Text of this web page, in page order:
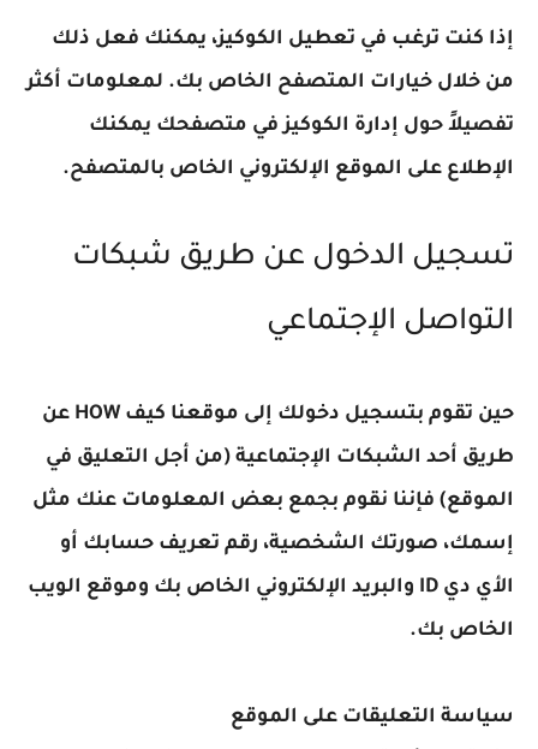
كنت ترغب في تعطيل الكوكيز، يمكنك فعل ذلك
خلال خيارات المتصفح الخاص بك. لمعلومات أكثر
حول إدارة الكوكيز في متصفحك يمكنك
على الموقع الإلكتروني الخاص بالمتصفح.
الدخول عن طريق شبكات
الإجتماعي
حين تقوم بتسجيل دخولك إلى موقعنا كيف HOW عن
أحد الشبكات الإجتماعية (من أجل التعليق في
فإننا نقوم بجمع بعض المعلومات عنك مثل
صورتك الشخصية، رقم تعريف حسابك أو
الأي دي ID والبريد الإلكتروني الخاص بك وموقع الويب
بك.
التعليقات على الموقع